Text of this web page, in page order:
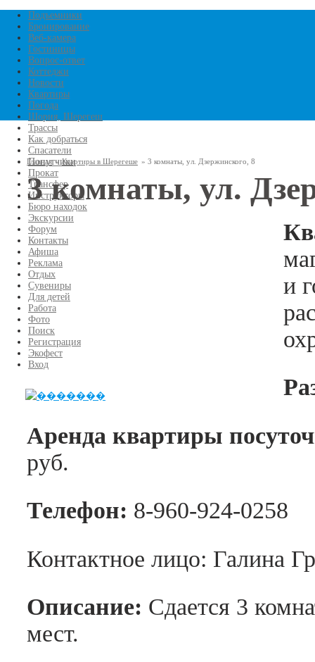
Перейти к основному
содержанию
Подъемники
Бронирование
Веб-камера
Гостиницы
Вопрос-ответ
Коттеджи
Новости
Квартиры
Погода
Шория, Шерегеш
Трассы
Как добраться
Спасатели
Попутчики
Прокат
Трансфер
Инструкторы
Бюро находок
Экскурсии
Форум
Контакты
Афиша
Реклама
Отдых
Сувениры
Для детей
Работа
Фото
Поиск
Регистрация
Экофест
Вход
Вы здесь
Главная » Квартиры в Шерегеше » 3 комнаты, ул. Дзержинского, 8
3 комнаты, ул.
и
Аренда квартиры
руб.
Телефон: 8-960-924-0258
Контактное лицо: Галина
Описание: Сдается 3
мест.